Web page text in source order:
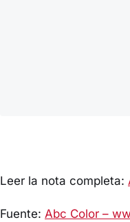
Leer la nota completa:
Fuente: Abc Color –